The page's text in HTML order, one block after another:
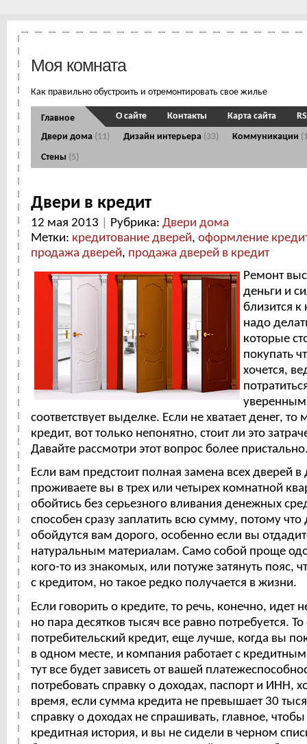
Моя комната
Как правильно обустроить и отремонтировать свое жилье
Главное
Двери дома (11) Дизайн интерьера (33) Коммуникации
Стены (5)
О сайте Контакты Карта сайта
Двери в кредит
12 мая 2013 Рубрика: Двери дома
Метки: кредитование дверей, оформление
продажа дверей, продажа дверей в кредит
Ремонт
деньги и
близится к
надо
которые
покупать
хочется,
соответствует выделке. Если не хватает денег, то
кредит, вот только непонятно, стоит ли это
Давайте рассмотри этот вопрос более
Если вам предстоит полная замена всех дверей
проживаете вы в трех или четырех комнатной
обойтись без серьезного вливания денежных
способен сразу заплатить всю сумму, потому что
обойдутся вам дорого, особенно если вы
натуральным материалам. Само собой проще
кого-то из знакомых, или потуже затянуть пояс,
с кредитом, но такое редко получается в жизни.
Если говорить о кредите, то речь, конечно, идет
но пара десятков тысяч все равно потребуется.
потребительский кредит, еще лучше, когда вы
в одном месте, и компания работает с
тут все будет зависеть от вашей
потребовать справку о доходах, паспорт и ИНН,
время, если сумма кредита не превышает 30
справку о доходах не спрашивать, главное,
кредитная история, и вы не сидели в черном